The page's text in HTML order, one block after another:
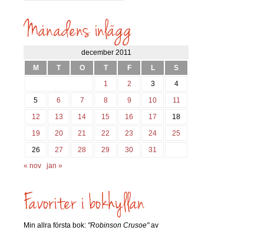
söks?
december 2011
M
T O T F L
S
1
2 3
4
5
6 7 8 9 10
11
12
13 14 15 16 17
18
19
20 21 22 23 24
25
26
27 28 29 30
31
« nov
jan »
Min allra första bok: "Robinson Crusoe"av